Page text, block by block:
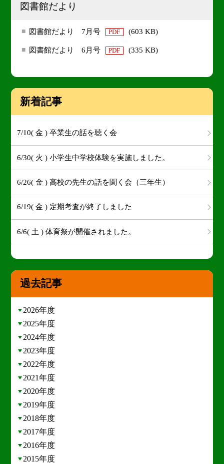
図書館だより
図書館だより 7月号 PDF (603 KB)
図書館だより 6月号 PDF (335 KB)
新着記事
7/10( 金 ) 卒業生の話を聴く会
6/30( 火 ) 小学生中学校体験を実施しました。
6/26( 金 ) 高校の先生の話を聞く会（三年生）
6/19( 金 ) 定期考査が終了しました
6/6( 土 ) 体育祭が開催されました。
過去記事
2026年度
2025年度
2024年度
2023年度
2022年度
2021年度
2020年度
2019年度
2018年度
2017年度
2016年度
2015年度